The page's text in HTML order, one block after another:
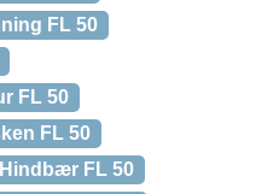
FL 50
FL 50
FL 50
FL 50